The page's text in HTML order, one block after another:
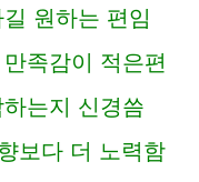
원하는 편임
족감이 적은편
는지 신경씀
보다 더 노력함